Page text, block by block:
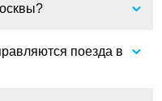
поезда в